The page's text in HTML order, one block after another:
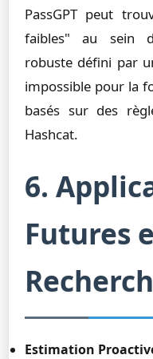
PassGPT peut
faibles" au sein
robuste défini par
impossible pour la
basés sur des
Hashcat.
6.
Futures
Estimation